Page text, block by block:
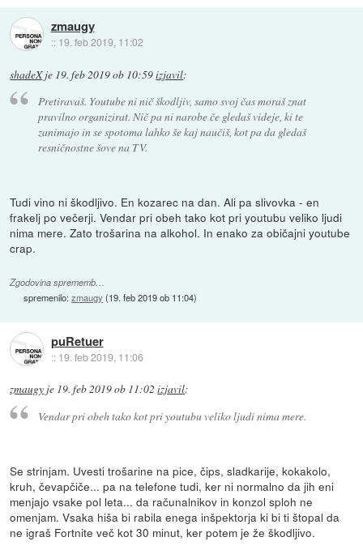
zmaugy
:: 19. feb 2019, 11:02
shadeXje 19. feb 2019 ob 10:59izjavil:
Pretiravaš. Youtube ni nič škodljiv, samo svoj čas moraš znat
pravilno organizirat. Nič pa ni narobe če gledaš videje, ki te
zanimajo in se spotoma lahko še kaj naučiš, kot pa da gledaš
resničnostne šove na TV.
Tudi vino ni škodljivo. En kozarec na dan. Ali pa slivovka - en
frakelj po večerji. Vendar pri obeh tako kot pri youtubu veliko ljudi
nima mere. Zato trošarina na alkohol. In enako za običajni youtube
crap.
Zgodovina sprememb…
spremenilo:zmaugy (19. feb 2019 ob 11:04)
puRetuer
:: 19. feb 2019, 11:06
zmaugy je 19. feb 2019 ob 11:02 izjavil:
Vendar pri obeh tako kot pri youtubu veliko ljudi nima mere.
Se strinjam. Uvesti trošarine na pice, čips, sladkarije, kokakolo,
kruh, čevapčiče... pa na telefone tudi, ker ni normalno da jih eni
menjajo vsake pol leta... da računalnikov in konzol sploh ne
omenjam. Vsaka hiša bi rabila enega inšpektorja ki bi ti štopal da
ne igraš Fortnite več kot 30 minut, ker potem je že škodljivo.